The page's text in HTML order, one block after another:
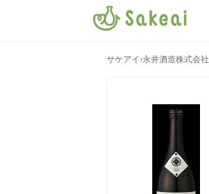
サケアイ ›永井酒造株式会社